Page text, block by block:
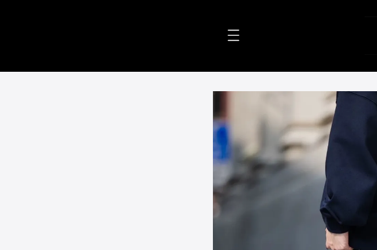
accessibility.skip_to_product_info